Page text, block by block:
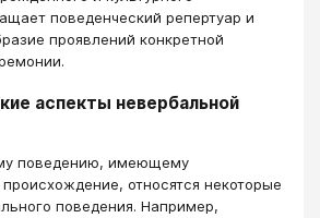
поведенческий репертуар и
проявлений конкретной
аспекты невербальной
поведению, имеющему
относятся некоторые
поведения. Например,